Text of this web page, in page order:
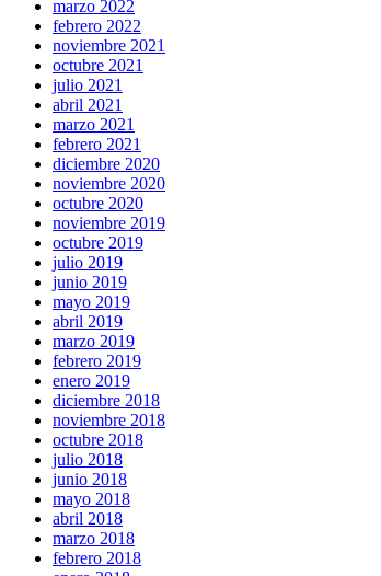
marzo 2022
febrero 2022
noviembre 2021
octubre 2021
julio 2021
abril 2021
marzo 2021
febrero 2021
diciembre 2020
noviembre 2020
octubre 2020
noviembre 2019
octubre 2019
julio 2019
junio 2019
mayo 2019
abril 2019
marzo 2019
febrero 2019
enero 2019
diciembre 2018
noviembre 2018
octubre 2018
julio 2018
junio 2018
mayo 2018
abril 2018
marzo 2018
febrero 2018